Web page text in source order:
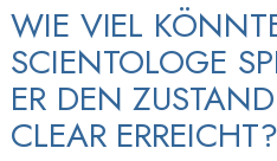
WIE VIEL
SCIENTOLOGE
ER DEN ZUSTAND
CLEAR ERREICHT?